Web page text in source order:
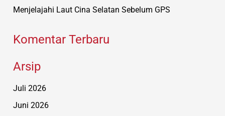
Menjelajahi Laut Cina Selatan Sebelum GPS
Komentar Terbaru
Arsip
Juli 2026
Juni 2026